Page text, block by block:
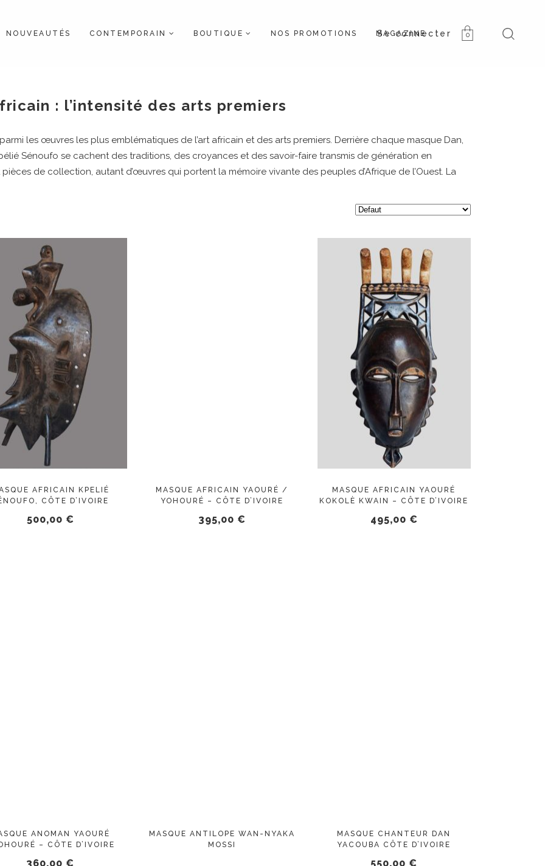
NOUVEAUTÉS CONTEMPORAIN BOUTIQUE NOS PROMOTIONS MAGAZINE 0
: l’intensité des arts premiers
les œuvres les plus emblématiques de l’art africain et des arts premiers. Derrière chaque masque Dan,
Sénoufo se cachent des traditions, des croyances et des savoir-faire transmis de génération en
de collection, autant d’œuvres qui portent la mémoire vivante des peuples d’Afrique de l’Ouest. La
AJOUTER AU PANIER
AFRICAIN KPELIÉ
CÔTE D’IVOIRE
500,00 €
MASQUE AFRICAIN YAOURÉ /
YOHOURÉ – CÔTE D’IVOIRE
395,00 €
AJOUTER AU PANIER
MASQUE AFRICAIN YAOURÉ
KOKOLÈ KWAIN – CÔTE D’IVOIRE
495,00 €
ANOMAN YAOURÉ
– CÔTE D’IVOIRE
360,00 €
MASQUE ANTILOPE WAN-NYAKA
MOSSI
MASQUE CHANTEUR DAN
YACOUBA CÔTE D’IVOIRE
550,00 €